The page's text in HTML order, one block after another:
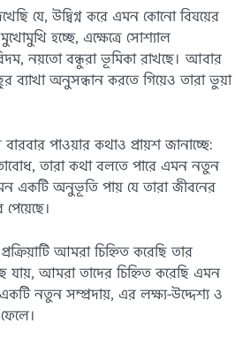
যে, উদ্বিগ্ন করে এমন কোনো বিষয়ের
হচ্ছে, এক্ষেত্রে সোশ্যাল
নয়তো বন্ধুরা ভূমিকা রাখছে। আবার
ব্যাখা অনুসন্ধান করতে গিয়েও তারা ভুয়া
পাওয়ার কথাও প্রায়শ জানাচ্ছে:
তারা কথা বলতে পারে এমন নতুন
একটি অনুভূতি পায় যে তারা জীবনের
আমরা চিহ্নিত করেছি তার
যায়, আমরা তাদের চিহ্নিত করেছি এমন
একটি নতুন সম্প্রদায়, এর লক্ষ্য-উদ্দেশ্য ও